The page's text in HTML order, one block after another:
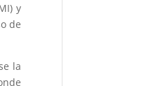
y
de
la